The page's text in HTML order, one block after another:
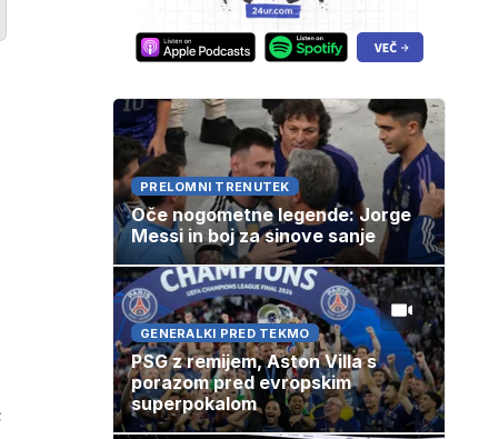
PRELOMNI TRENUTEK
Oče nogometne legende: Jorge
Messi in boj za sinove sanje
GENERALKI PRED TEKMO
PSG z remijem, Aston Villa s
porazom pred evropskim
superpokalom